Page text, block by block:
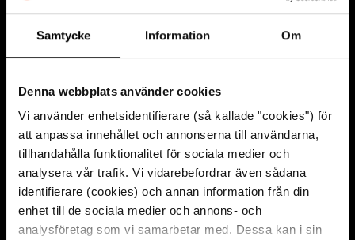
Samtycke Information Om
Denna webbplats använder cookies
Vi använder enhetsidentifierare (så kallade "cookies") för
att anpassa innehållet och annonserna till användarna,
tillhandahålla funktionalitet för sociala medier och
analysera vår trafik. Vi vidarebefordrar även sådana
identifierare (cookies) och annan information från din
enhet till de sociala medier och annons- och
analysföretag som vi samarbetar med. Dessa kan i sin
Photo: Birgit Walsh.
Spela ljud: 9. Solen, 1
9. Solen, del 2
Spela ljud: 9. Solen, del 2